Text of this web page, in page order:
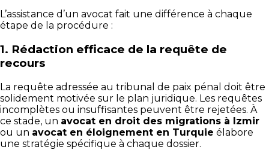
L’assistance d’un avocat fait une différence à chaque
étape de la procédure :
1. Rédaction efficace de la requête de
recours
La requête adressée au tribunal de paix pénal doit être
solidement motivée sur le plan juridique. Les requêtes
incomplètes ou insuffisantes peuvent être rejetées. À
ce stade, un avocat en droit des migrations à Izmir
ou un avocat en éloignement en Turquie élabore
une stratégie spécifique à chaque dossier.